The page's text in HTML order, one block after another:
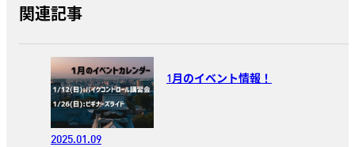
関連記事
1月のイベント情報！
2025.01.09